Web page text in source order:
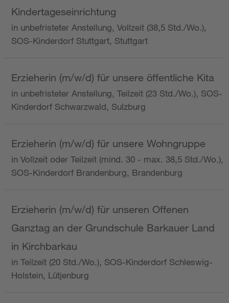
Kindertageseinrichtung
in unbefristeter Anstellung, Vollzeit (38,5 Std./Wo.),
SOS-Kinderdorf Stuttgart, Stuttgart
Erzieherin (m/w/d) für unsere öffentliche Kita
in unbefristeter Anstellung, Teilzeit (23 Std./Wo.), SOS-
Kinderdorf Schwarzwald, Sulzburg
Erzieherin (m/w/d) für unsere Wohngruppe
in Vollzeit oder Teilzeit (mind. 30 - max. 38,5 Std./Wo.),
SOS-Kinderdorf Brandenburg, Brandenburg
Erzieherin (m/w/d) für unseren Offenen
Ganztag an der Grundschule Barkauer Land
in Kirchbarkau
in Teilzeit (20 Std./Wo.), SOS-Kinderdorf Schleswig-
Holstein, Lütjenburg